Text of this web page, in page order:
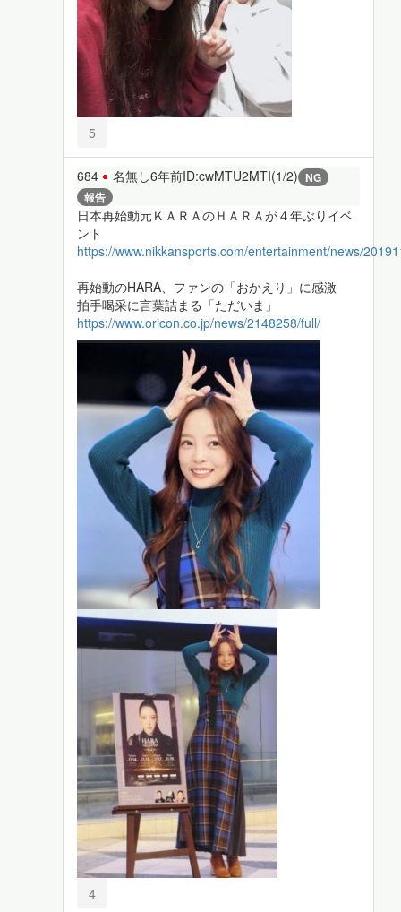
5
684 名無し6年前ID:cwMTU2MTI(1/2) NG
報告
日本再始動元ＫＡＲＡのＨＡＲＡが４年ぶりイベ
ント
https://www.nikkansports.com/entertainment/news/
再始動のHARA、ファンの「おかえり」に感激
拍手喝采に言葉詰まる「ただいま」
https://www.oricon.co.jp/news/2148258/full/
4